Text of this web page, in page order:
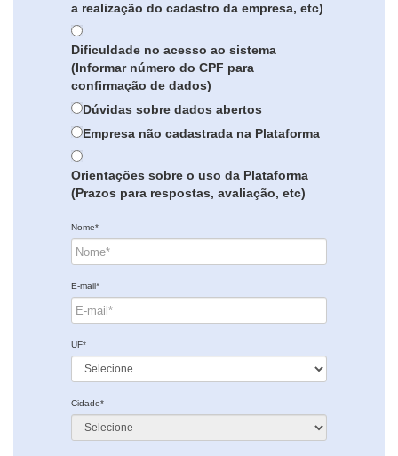
a realização do cadastro da empresa, etc)
Dificuldade no acesso ao sistema
(Informar número do CPF para
confirmação de dados)
Dúvidas sobre dados abertos
Empresa não cadastrada na Plataforma
Orientações sobre o uso da Plataforma
(Prazos para respostas, avaliação, etc)
Nome*
E-mail*
UF*
Cidade*